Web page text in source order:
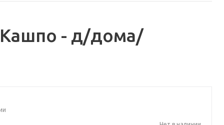
Кашпо - д/дома/